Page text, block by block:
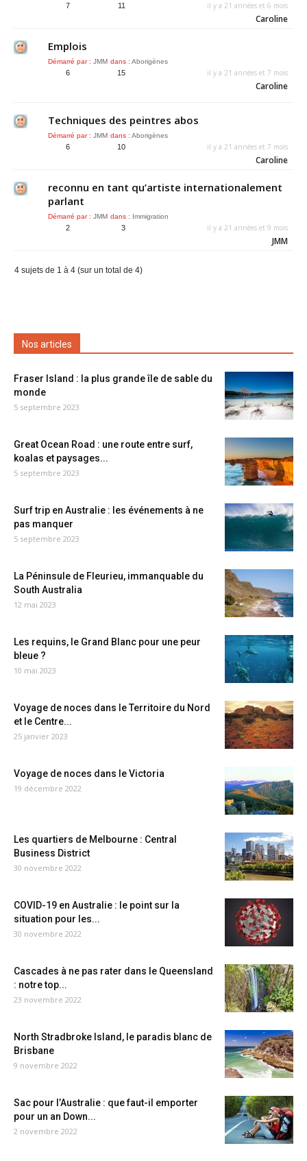
7 11 il y a 21 années et 6 mois
Caroline
Emplois
Démarré par : JMM dans : Aborigènes
6 15 il y a 21 années et 7 mois
Caroline
Techniques des peintres abos
Démarré par : JMM dans : Aborigènes
6 10 il y a 21 années et 7 mois
Caroline
reconnu en tant qu’artiste internationalement
parlant
Démarré par : JMM dans : Immigration
2 3 il y a 21 années et 9 mois
JMM
4 sujets de 1 à 4 (sur un total de 4)
Nos articles
Fraser Island : la plus grande île de sable du
monde
5 septembre 2023
Great Ocean Road : une route entre surf,
koalas et paysages...
5 septembre 2023
Surf trip en Australie : les événements à ne
pas manquer
5 septembre 2023
La Péninsule de Fleurieu, immanquable du
South Australia
12 mai 2023
Les requins, le Grand Blanc pour une peur
bleue ?
10 mai 2023
Voyage de noces dans le Territoire du Nord
et le Centre...
25 janvier 2023
Voyage de noces dans le Victoria
19 décembre 2022
Les quartiers de Melbourne : Central
Business District
30 novembre 2022
COVID-19 en Australie : le point sur la
situation pour les...
30 novembre 2022
Cascades à ne pas rater dans le Queensland
: notre top...
23 novembre 2022
North Stradbroke Island, le paradis blanc de
Brisbane
9 novembre 2022
Sac pour l’Australie : que faut-il emporter
pour un an Down...
2 novembre 2022